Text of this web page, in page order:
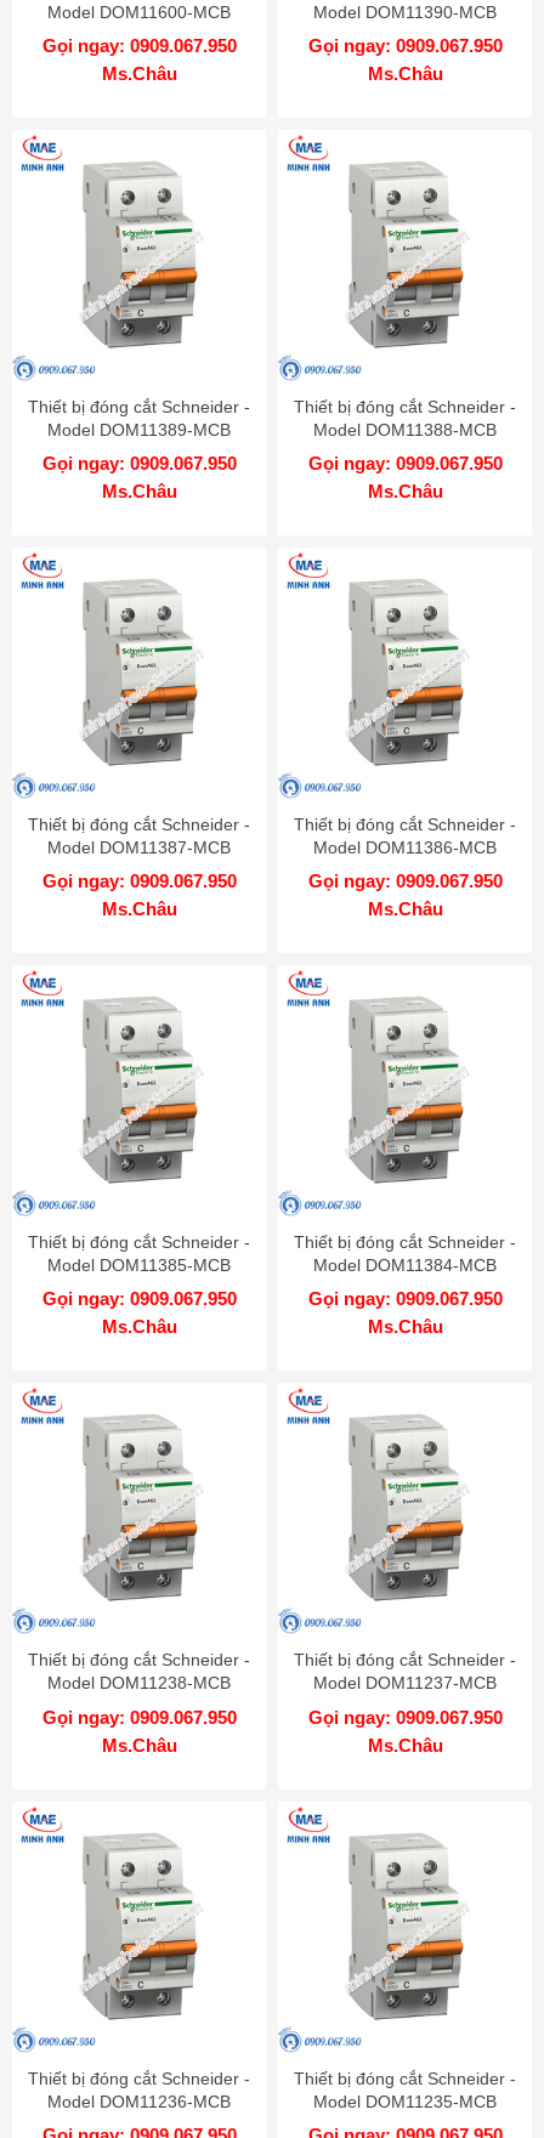
Model DOM11600-MCB
Gọi ngay: 0909.067.950
Ms.Châu
Model DOM11390-MCB
Gọi ngay: 0909.067.950
Ms.Châu
Thiết bị đóng cắt Schneider -
Model DOM11389-MCB
Gọi ngay: 0909.067.950
Ms.Châu
Thiết bị đóng cắt Schneider -
Model DOM11388-MCB
Gọi ngay: 0909.067.950
Ms.Châu
Thiết bị đóng cắt Schneider -
Model DOM11387-MCB
Gọi ngay: 0909.067.950
Ms.Châu
Thiết bị đóng cắt Schneider -
Model DOM11386-MCB
Gọi ngay: 0909.067.950
Ms.Châu
Thiết bị đóng cắt Schneider -
Model DOM11385-MCB
Gọi ngay: 0909.067.950
Ms.Châu
Thiết bị đóng cắt Schneider -
Model DOM11384-MCB
Gọi ngay: 0909.067.950
Ms.Châu
Thiết bị đóng cắt Schneider -
Model DOM11238-MCB
Gọi ngay: 0909.067.950
Ms.Châu
Thiết bị đóng cắt Schneider -
Model DOM11237-MCB
Gọi ngay: 0909.067.950
Ms.Châu
Thiết bị đóng cắt Schneider -
Model DOM11236-MCB
Thiết bị đóng cắt Schneider -
Model DOM11235-MCB